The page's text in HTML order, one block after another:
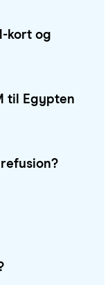
kort og
til Egypten